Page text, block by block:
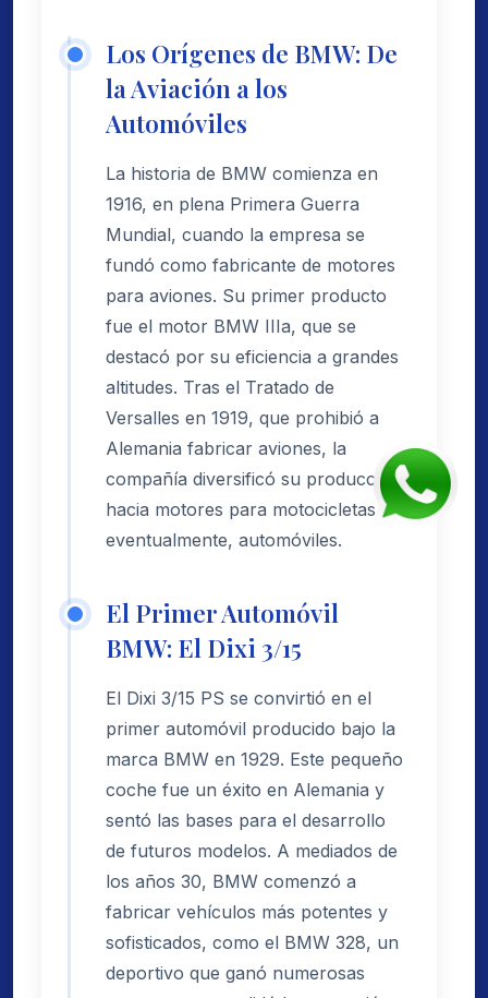
Los Orígenes de BMW: De
la Aviación a los
Automóviles
La historia de BMW comienza en
1916, en plena Primera Guerra
Mundial, cuando la empresa se
fundó como fabricante de motores
para aviones. Su primer producto
fue el motor BMW IIIa, que se
destacó por su eficiencia a grandes
altitudes. Tras el Tratado de
Versalles en 1919, que prohibió a
Alemania fabricar aviones, la
compañía diversificó su producción
hacia motores para motocicletas y,
eventualmente, automóviles.
El Primer Automóvil
BMW: El Dixi 3/15
El Dixi 3/15 PS se convirtió en el
primer automóvil producido bajo la
marca BMW en 1929. Este pequeño
coche fue un éxito en Alemania y
sentó las bases para el desarrollo
de futuros modelos. A mediados de
los años 30, BMW comenzó a
fabricar vehículos más potentes y
sofisticados, como el BMW 328, un
deportivo que ganó numerosas